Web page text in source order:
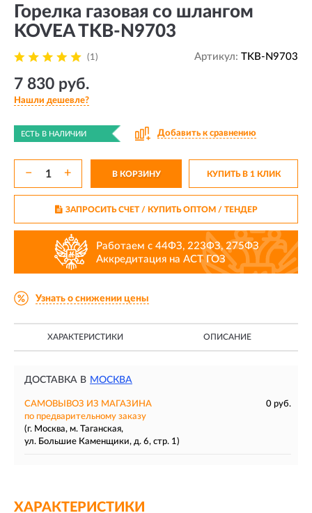
Горелка газовая со шлангом
KOVEA TKB-N9703
(1) Артикул: TKB-N9703
7 830 руб.
Нашли дешевле?
ЕСТЬ В НАЛИЧИИ Добавить к сравнению
− + В КОРЗИНУ КУПИТЬ В 1 КЛИК
ЗАПРОСИТЬ СЧЕТ / КУПИТЬ ОПТОМ/ ТЕНДЕР
Работаем с 44ФЗ, 223ФЗ, 275ФЗ
Аккредитация на АСТ ГОЗ
Узнать о снижении цены
ХАРАКТЕРИСТИКИ ОПИСАНИЕ
ДОСТАВКА В МОСКВА
САМОВЫВОЗ ИЗ МАГАЗИНА
0 руб.
по предварительному заказу
(г. Москва, м. Таганская,
ул. Большие Каменщики, д. 6, стр. 1)
ХАРАКТЕРИСТИКИ